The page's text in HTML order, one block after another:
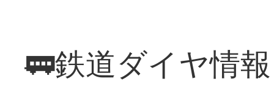
🚃鉄道ダイヤ情